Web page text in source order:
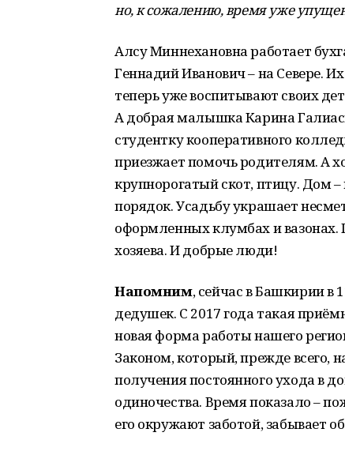
но, к сожалению, время уже
Алсу Миннехановна работает
Геннадий Иванович – на Севере.
теперь уже воспитывают своих
А добрая малышка Карина
студентку кооперативного
приезжает помочь родителям. А
крупнорогатый скот, птицу. Дом
порядок. Усадьбу украшает
оформленных клумбах и вазонах.
хозяева. И добрые люди!
Напомним, сейчас в Башкирии в
дедушек. С 2017 года такая
новая форма работы нашего
Законом, который, прежде всего,
получения постоянного ухода в
одиночества. Время показало –
его окружают заботой, забывает